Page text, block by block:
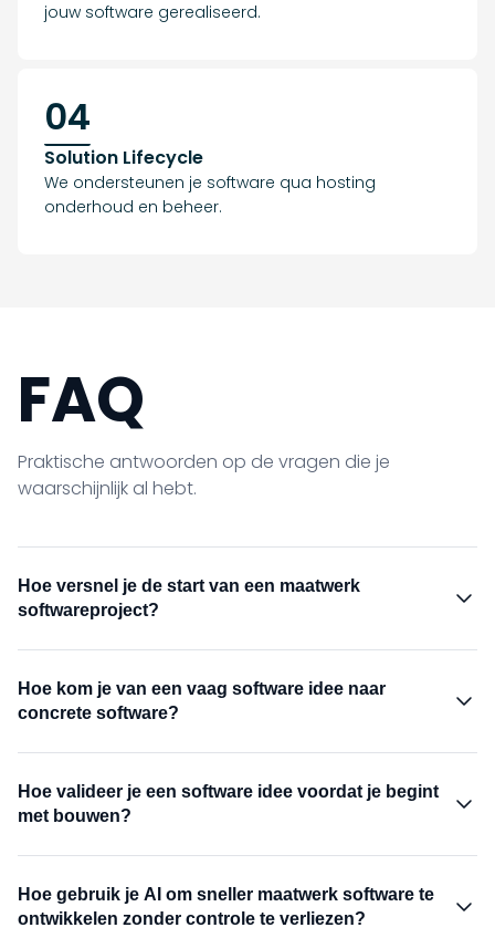
jouw software gerealiseerd.
04
Solution Lifecycle
We ondersteunen je software qua hosting
onderhoud en beheer.
FAQ
Praktische antwoorden op de vragen die je
waarschijnlijk al hebt.
Hoe versnel je de start van een maatwerk
softwareproject?
maken. In plaats van lange intake en losse
requirementsessies brengt de Solution Studio strategie,
intensieve sessie. Zo ontstaat sneller een bouwbaar
startpunt voor een eerste versie of vervolgtraject.
Hoe kom je van een vaag software idee naar
concrete software?
maar met gezamenlijke verkenning, ontwerp en directe
realisatie. In de Solution Studio gebruiken we AI,
idee snel tastbaar te maken. Daardoor ontstaat sneller
duidelijkheid over functionaliteit, gebruikersflow en
technische richting.
Hoe valideer je een software idee voordat je begint
met bouwen?
gebruikersbehoeften, technische haalbaarheid en
businesswaarde vroeg samen te brengen. In de Solution
Hoe gebruik je AI om sneller maatwerk software te
ontwikkelen zonder controle te verliezen?